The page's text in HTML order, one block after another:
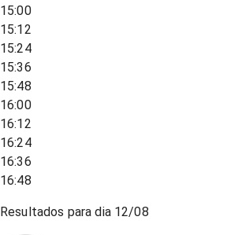
15:00
15:12
15:24
15:36
15:48
16:00
16:12
16:24
16:36
16:48
Resultados para dia 12/08